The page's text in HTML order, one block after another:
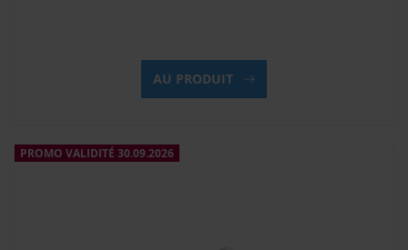
AU PRODUIT
PROMO VALIDITÉ 30.09.2026